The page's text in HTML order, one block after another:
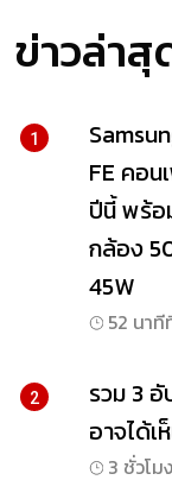
ข่าวล่าสุ
1
FE คอน
ปีนี้ พร้อ
กล้อง
45W
52 นา
2
รวม 3
อาจได้เ
3 ชั่วโม